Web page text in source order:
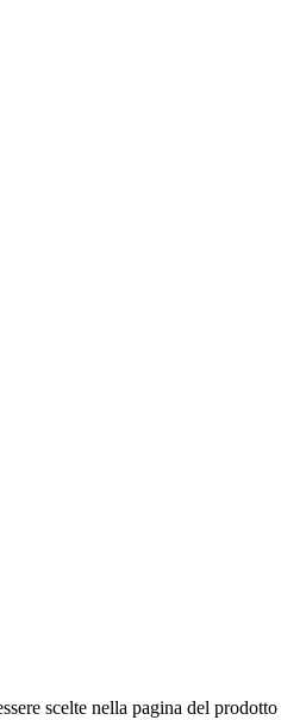
scelte nella pagina del prodotto